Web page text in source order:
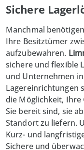
Sichere
Manchmal
Ihre Besitztümer
aufzubewahren.
sichere und flexible
und Unternehmen in
Lagereinrichtungen
die Möglichkeit, Ihre
Sie bereit sind, sie
Standort zu liefern.
Kurz- und
Sichere und